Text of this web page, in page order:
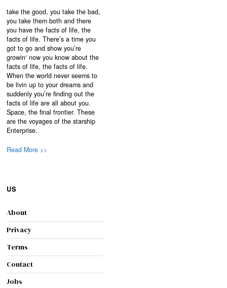
take the good, you take the bad,
you take them both and there
you have the facts of life, the
facts of life. There’s a time you
got to go and show you’re
growin‘ now you know about the
facts of life, the facts of life.
When the world never seems to
be livin up to your dreams and
suddenly you’re finding out the
facts of life are all about you.
Space, the final frontier. These
are the voyages of the starship
Enterprise.
Read More >>
US
About
Privacy
Terms
Contact
Jobs